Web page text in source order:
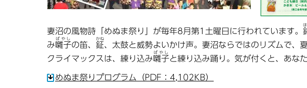
妻沼の風物詩「めぬま祭り」が毎年8月第1土曜日に行われています。
み囃子
ばやし
の笛、 鉦
かね
、太鼓と威勢よいかけ声。妻沼ならではのリズムで、
クライマックスは、練り込み囃子
ばやし
と練り込み踊り。気が付くと、あな
めぬま祭りプログラム（PDF：4,102KB）